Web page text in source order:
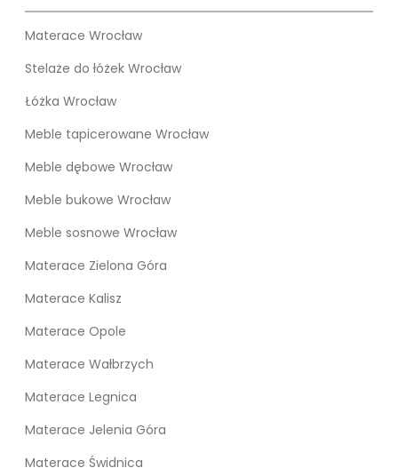
Materace Wrocław
Stelaże do łóżek Wrocław
Łóżka Wrocław
Meble tapicerowane Wrocław
Meble dębowe Wrocław
Meble bukowe Wrocław
Meble sosnowe Wrocław
Materace Zielona Góra
Materace Kalisz
Materace Opole
Materace Wałbrzych
Materace Legnica
Materace Jelenia Góra
Materace Świdnica